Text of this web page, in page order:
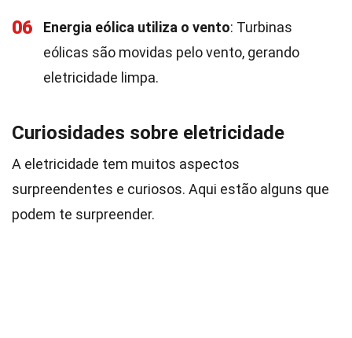
06 Energia eólica utiliza o vento: Turbinas
eólicas são movidas pelo vento, gerando
eletricidade limpa.
Curiosidades sobre eletricidade
A eletricidade tem muitos aspectos
surpreendentes e curiosos. Aqui estão alguns que
podem te surpreender.